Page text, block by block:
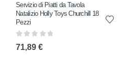
Servizio di Piatti da Tavola
Natalizio Holly Toys Churchill 18
Pezzi
71,89 €